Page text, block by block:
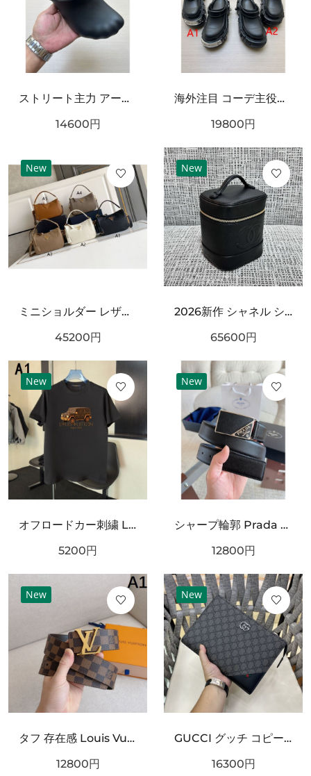
ストリート主力 アートフォルム ワンタッチ着脱 耐久ソール BALENCIAGA バーバリー コピー クロッグシューズ リラックスモード
14600円
海外注目 コーデ主役級 立体ラバー構造 クッション性良好 BALENCIAGA バーバリー コピー クロッグシューズ 耐久ソール エッジィモード
19800円
New
ミニショルダー レザー調 ワンハンドルデザイン PRADA プラダ コピー バッグ ゴールドロゴ カラーバリエーション豊富 2WAY通勤スタイル
45200円
New
2026新作 シャネル ショルダーバッグクロスボディバッグ 最新商品即完売必至｜CHANEL人気作
65600円
New
オフロードカー刺繍 LOUIS VUITTON ルイヴィトン コピー Tシャツ ブラックカラー フロントグラフィック 半袖デザイン ストリート感ある仕上がり
5200円
New
シャープ輪郭 Prada プラダ コピー ベルト ブラックレザー 細かなエンボス加工 サークルメタルバックル ロゴ刻印 都会的スタイル
12800円
New
タフ 存在感 Louis Vuitton ルイヴィトン コピー ベルト ブラックチェック型押しレザー シルバーバックル 厚みある仕様 ストリート映えデザイン
12800円
New
GUCCI グッチ コピー クラッチバッグ GGスプリームキャンバス スリムフォルム フラップデザイン リストストラップ付き 軽量設計
16300円